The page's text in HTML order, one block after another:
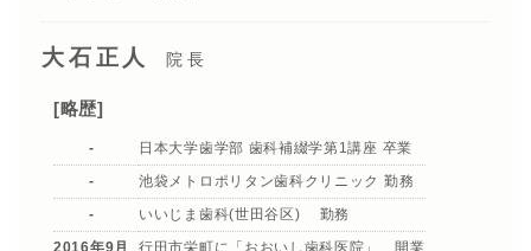
大石正人 院長
[略歴]
-
日本大学歯学部 歯科補綴学第1講座 卒業
-
池袋メトロポリタン歯科クリニック 勤務
-
いいじま歯科(世田谷区) 勤務
2016年9月
行田市栄町に「おおいし歯科医院」 開業